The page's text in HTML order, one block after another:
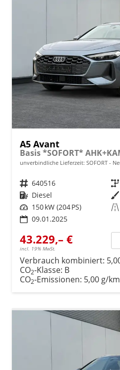
A5 Avant
unverbindliche Lieferzeit: SOFORT
Fahrzeugnr. 640516 Getriebe
Kraftstoff Diesel Außenfarbe
Leistung 150 kW (204 PS) Kilometerstand
09.01.2025
43.229,– €
incl. 19% MwSt.
Verbrauch kombiniert:
CO2-Klasse: B
CO2-Emissionen: 5,00 g/km